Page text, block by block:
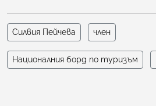
Силвия Пейчева член
Националния борд по туризъм